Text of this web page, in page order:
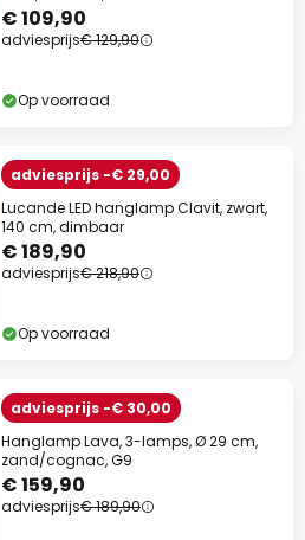
€ 109,90
adviesprijs€ 129,90
Op voorraad
adviesprijs -€ 29,00
Lucande LED hanglamp Clavit, zwart,
140 cm, dimbaar
€ 189,90
adviesprijs€ 218,90
Op voorraad
adviesprijs -€ 30,00
Hanglamp Lava, 3-lamps, Ø 29 cm,
zand/cognac, G9
€ 159,90
adviesprijs€ 189,90